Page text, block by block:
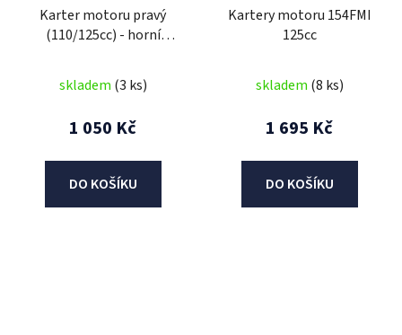
Karter motoru pravý
(110/125cc) - horní
skladem (3 ks)
1 050 Kč
DO KOŠÍKU
Kartery motoru 154FMI
125cc
skladem (8 ks)
1 695 Kč
DO KOŠÍKU